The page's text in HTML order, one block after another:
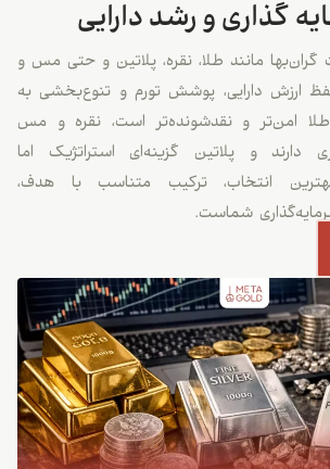
گذاری و رشد دارایی
گران‌بها مانند طلا، نقره، پلاتین و حتی مس و
ارزش دارایی، پوشش تورم و تنوع‌بخشی به
امن‌تر و نقدشونده‌تر است، نقره و مس
دارند و پلاتین گزینه‌ای استراتژیک اما
انتخاب، ترکیب متناسب با هدف،
شماست.